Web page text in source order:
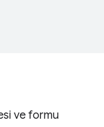
ve formu